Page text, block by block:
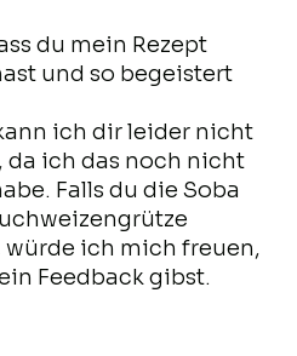
du mein Rezept
und so begeistert
ich dir leider nicht
da ich das noch nicht
Falls du die Soba
ich mich freuen,
Feedback gibst.